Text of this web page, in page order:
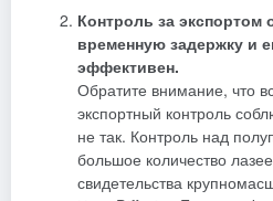
Контроль за экспортом
временную задержку и
эффективен.
Обратите внимание, что
экспортный контроль
не так. Контроль над
большое количество
свидетельства